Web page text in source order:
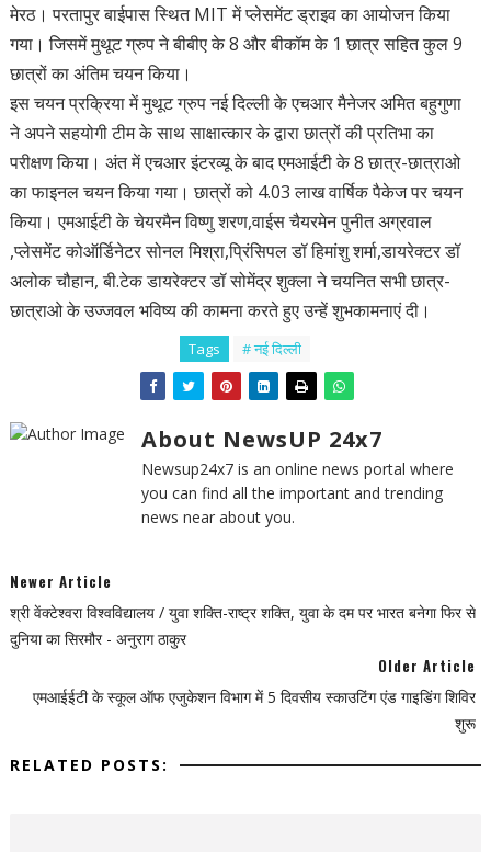
मेरठ। परतापुर बाईपास स्थित MIT में प्लेसमेंट ड्राइव का आयोजन किया
गया। जिसमें मुथूट ग्रुप ने बीबीए के 8 और बीकॉम के 1 छात्र सहित कुल 9
छात्रों का अंतिम चयन किया।
इस चयन प्रक्रिया में मुथूट ग्रुप नई दिल्ली के एचआर मैनेजर अमित बहुगुणा
ने अपने सहयोगी टीम के साथ साक्षात्कार के द्वारा छात्रों की प्रतिभा का
परीक्षण किया। अंत में एचआर इंटरव्यू के बाद एमआईटी के 8 छात्र-छात्राओ
का फाइनल चयन किया गया। छात्रों को 4.03 लाख वार्षिक पैकेज पर चयन
किया। एमआईटी के चेयरमैन विष्णु शरण,वाईस चैयरमेन पुनीत अग्रवाल
,प्लेसमेंट कोऑर्डिनेटर सोनल मिश्रा,प्रिंसिपल डॉ हिमांशु शर्मा,डायरेक्टर डॉ
अलोक चौहान, बी.टेक डायरेक्टर डॉ सोमेंद्र शुक्ला ने चयनित सभी छात्र-
छात्राओ के उज्जवल भविष्य की कामना करते हुए उन्हें शुभकामनाएं दी।
Tags # नई द‍िल्ली
About NewsUP 24x7
Newsup24x7 is an online news portal where
you can find all the important and trending
news near about you.
Newer Article
श्री वेंक्टेश्वरा विश्वविद्यालय / युवा शक्ति-राष्ट्र शक्ति, युवा के दम पर भारत बनेगा फिर से
दुनिया का सिरमौर - अनुराग ठाकुर
Older Article
एमआईईटी के स्कूल ऑफ एजुकेशन विभाग में 5 दिवसीय स्काउटिंग एंड गाइडिंग शिविर
शुरू
RELATED POSTS: